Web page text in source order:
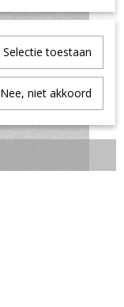
Selectie toestaan
Nee, niet akkoord